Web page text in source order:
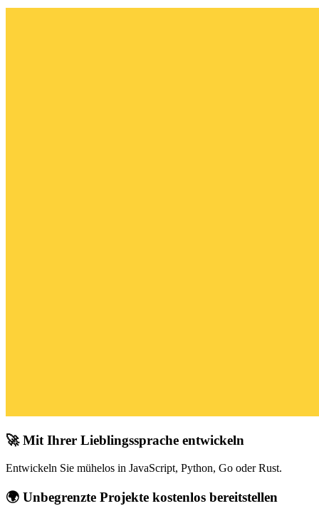
🚀 Mit Ihrer Lieblingssprache entwickeln
Entwickeln Sie mühelos in JavaScript, Python, Go oder Rust.
🌍 Unbegrenzte Projekte kostenlos bereitstellen